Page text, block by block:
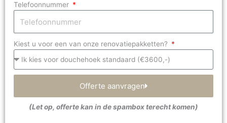
Telefoonnummer
Kiest u voor een van onze renovatiepakketten?
Offerte aanvragen
(Let op, offerte kan in de spambox terecht komen)